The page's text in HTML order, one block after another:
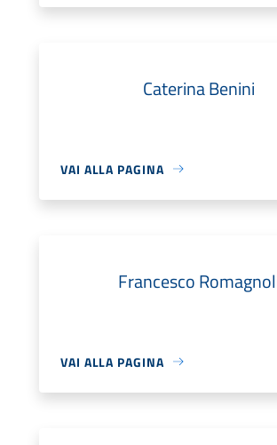
Caterina Benini
VAI ALLA PAGINA
Francesco
VAI ALLA PAGINA